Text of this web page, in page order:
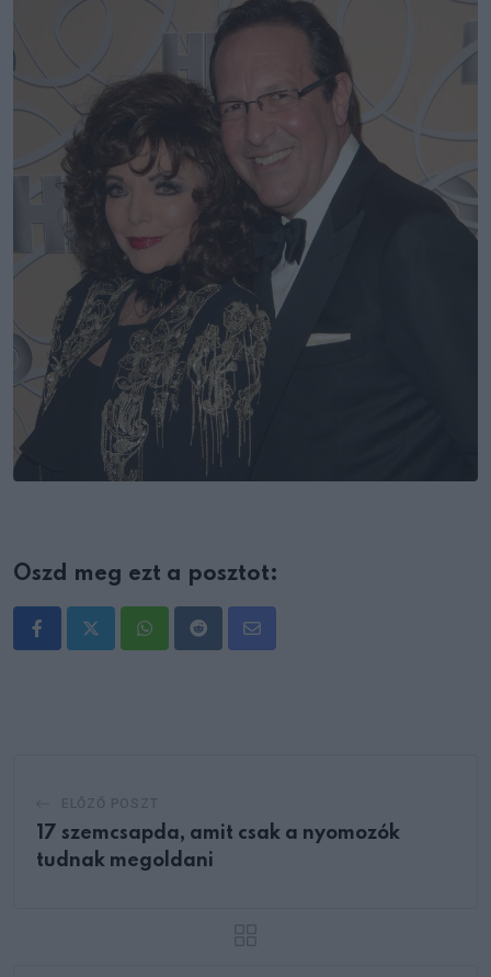
Oszd meg ezt a posztot:
WhatsappRedditShare
17 szemcsapda, amit csak a nyomozók
tudnak megoldani